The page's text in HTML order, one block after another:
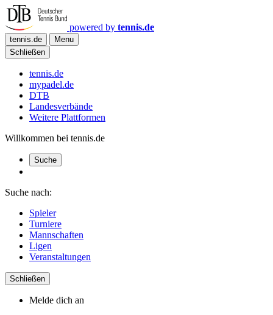
powered by tennis.de
tennis.de
Menu
Schließen
tennis.de
mypadel.de
DTB
Landesverbände
Weitere Plattformen
Willkommen bei tennis.de
Suche
Suche nach:
Spieler
Turniere
Mannschaften
Ligen
Veranstaltungen
Schließen
Melde dich an